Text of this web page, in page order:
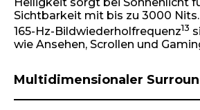
Sichtbarkeit mit bis zu 3000
165-Hz-Bildwiederholfrequenz13
wie Ansehen, Scrollen und
Multidimensionaler